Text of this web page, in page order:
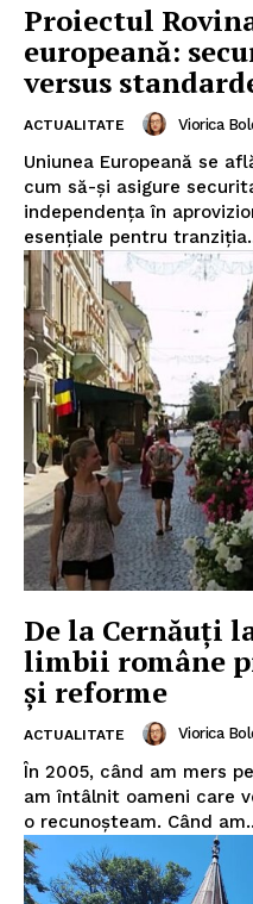
Proiectul
europeană:
versus
ACTUALITATE Viorica
Uniunea Europeană se
cum să-și asigure
independența în
esențiale pentru
De la Cernăuți
limbii române
și reforme
ACTUALITATE Viorica
În 2005, când am mers
am întâlnit oameni care
o recunoșteam. Când